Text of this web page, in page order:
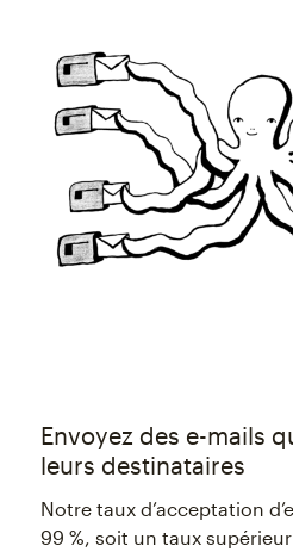
Envoyez des e-mails
leurs destinataires
Notre taux d’acceptation
99 %, soit un taux